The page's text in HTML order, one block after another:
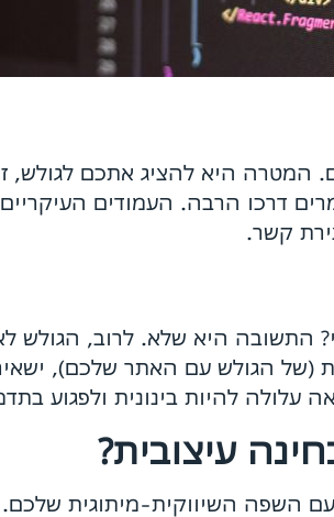
היא להציג אתכם לגולש,
דרכו הרבה. העמודים
קשר.
היא שלא. לרוב, הגולש
הגולש עם האתר שלכם),
עלולה להיות בינונית ולפגוע
עיצובית?
השיווקית-מיתוגית שלכם.